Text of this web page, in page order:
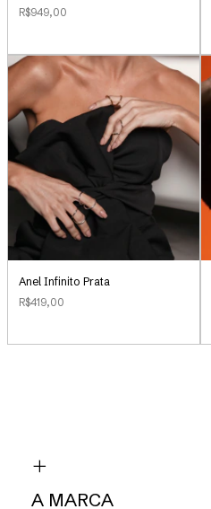
R$949,00
Anel Infinito Prata
R$419,00
A MARCA